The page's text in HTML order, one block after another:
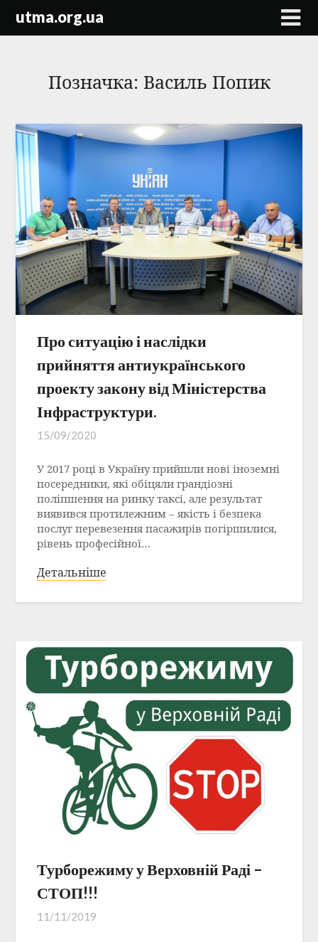
utma.org.ua
Позначка: Василь Попик
Про ситуацію і наслідки
прийняття антиукраїнського
проекту закону від Міністерства
Інфраструктури.
15/09/2020
У 2017 році в Україну прийшли нові іноземні
посередники, які обіцяли грандіозні
поліпшення на ринку таксі, але результат
виявився протилежним – якість і безпека
послуг перевезення пасажирів погіршилися,
рівень професійної…
Детальніше
Турборежиму у Верховній Раді –
СТОП!!!
11/11/2019